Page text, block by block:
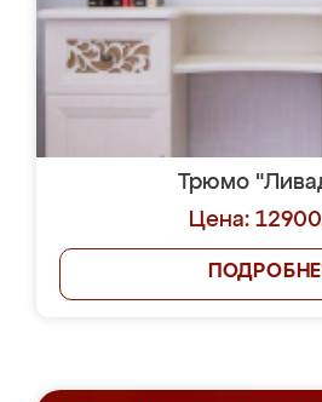
Трюмо
Цена: